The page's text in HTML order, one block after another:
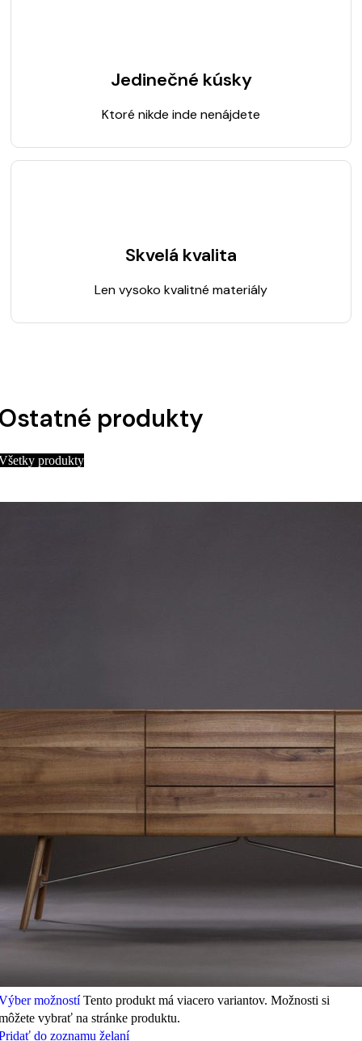
Jedinečné kúsky
Ktoré nikde inde nenájdete
Skvelá kvalita
Len vysoko kvalitné materiály
produkty
produkty
možností Tento produkt má viacero variantov. Možnosti si
vybrať na stránke produktu.
do zoznamu želaní